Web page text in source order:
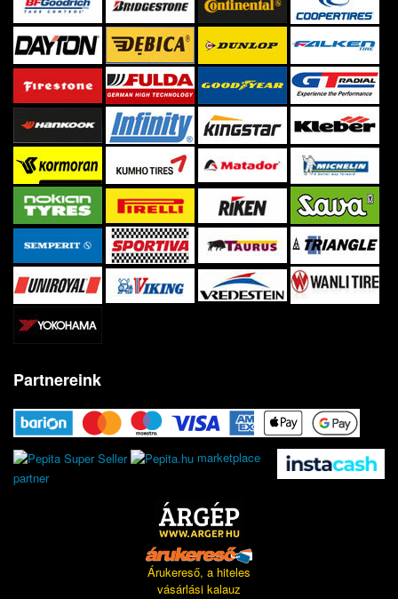
Partnereink
marketplace
partner
Árukereső, a hiteles
vásárlási kalauz